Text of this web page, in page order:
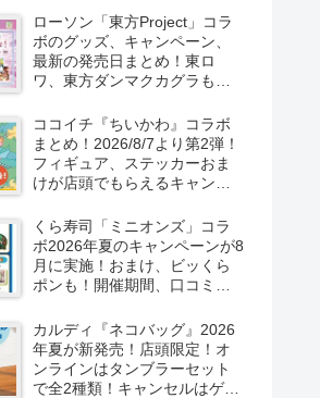
ローソン「東方Project」コラ
ボのグッズ、キャンペーン、
最新の発売日まとめ！東ロ
ワ、東方ダンマクカグラも！
LostWordのプラモ風アクキ
ー、カラビナ、クリアファイ
ルが2026/8/7より新発売！
ココイチ『ちいかわ』コラボ
まとめ！2026/8/7より第2弾！
フィギュア、ステッカーおま
けが店頭でもらえるキャンペ
る！
くら寿司「ミニオンズ」コラ
ボ2026年夏のキャンペーンが8
月に実施！おまけ、ビッくら
ポンも！開催期間、口コミ、
カルディ『ネコバッグ』2026
年夏が新発売！店頭限定！オ
ンラインはタンブラーセット
で全2種類！キャンセルはゲリ